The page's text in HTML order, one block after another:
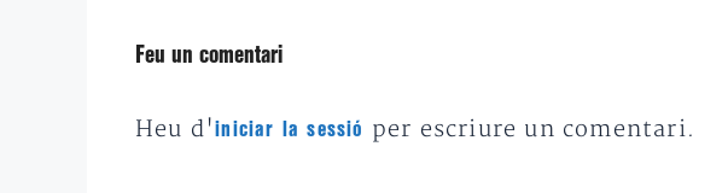
Feu un comentari
Heu d'iniciar la sessió per escriure un comentari.